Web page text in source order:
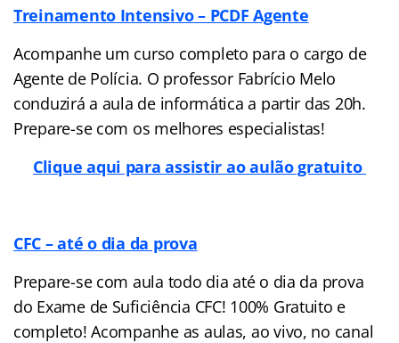
Treinamento Intensivo – PCDF Agente
Acompanhe um curso completo para o cargo de
Agente de Polícia. O professor Fabrício Melo
conduzirá a aula de informática a partir das 20h.
Prepare-se com os melhores especialistas!
Clique aqui para assistir ao aulão gratuito
CFC – até o dia da prova
Prepare-se com aula todo dia até o dia da prova
do Exame de Suficiência CFC! 100% Gratuito e
completo! Acompanhe as aulas, ao vivo, no canal